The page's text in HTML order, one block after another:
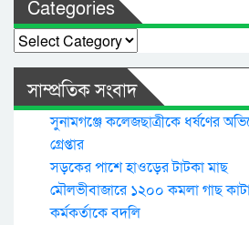
Categories
Categories
সাম্প্রতিক সংবাদ
সুনামগঞ্জে কলেজছাত্রীকে ধর্ষণের
গ্রেপ্তার
সড়কের পাশে হাওড়ের টাটকা মাছ
মৌলভীবাজারে ১২০০ কমলা গাছ
কর্মকর্তাকে বদলি